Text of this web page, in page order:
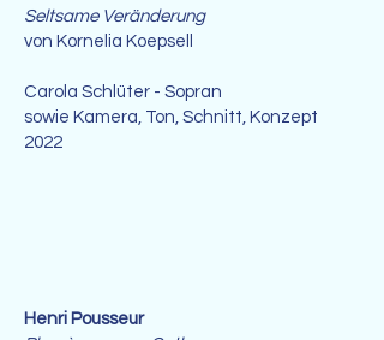
Seltsame Veränderung
von Kornelia Koepsell
Carola Schlüter - Sopran
sowie Kamera, Ton, Schnitt, Konzept
2022
Henri Pousseur